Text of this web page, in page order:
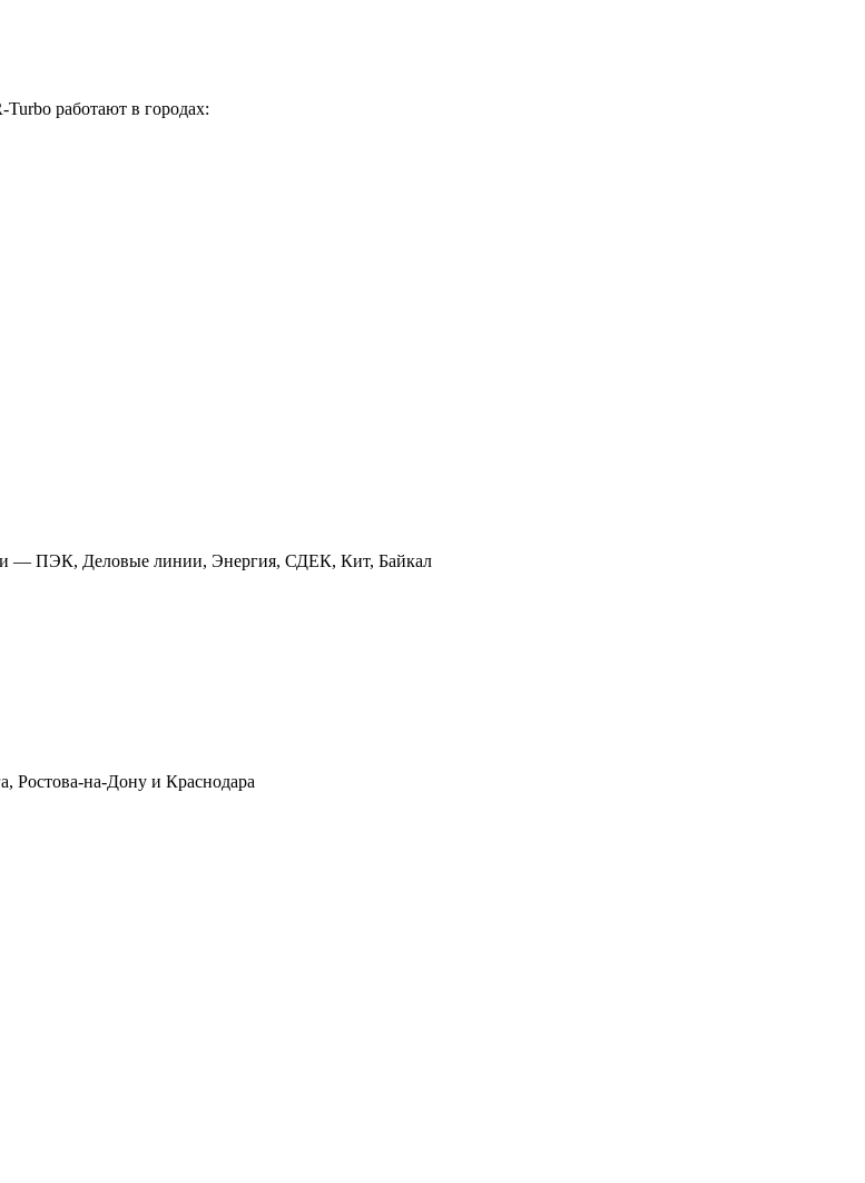
Turbo работают в городах:
— ПЭК, Деловые линии, Энергия, СДЕК, Кит, Байкал
Ростова-на-Дону и Краснодара